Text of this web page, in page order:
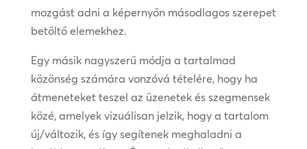
mozgást adni a képernyőn másodlagos szerepet
betöltő elemekhez.
Egy másik nagyszerű módja a tartalmad
közönség számára vonzóvá tételére, hogy ha
átmeneteket teszel az üzenetek és szegmensek
közé, amelyek vizuálisan jelzik, hogy a tartalom
új/változik, és így segítenek meghaladni a